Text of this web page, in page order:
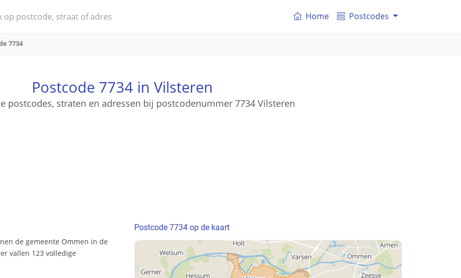
Home Postcodes
7734
Postcode 7734 in Vilsteren
postcodes, straten en adressen bij postcodenummer 7734 Vilsteren
de gemeente Ommen in de
vallen 123 volledige
Postcode 7734 op de kaart